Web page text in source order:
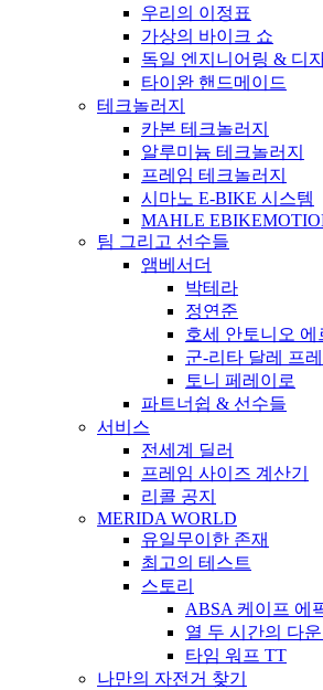
우리의 이정표
가상의 바이크 쇼
독일 엔지니어링 & 디
타이완 핸드메이드
테크놀러지
카본 테크놀러지
알루미늄 테크놀러지
프레임 테크놀러지
시마노 E-BIKE 시스템
MAHLE
팀 그리고 선수들
앰베서더
박테라
정연준
호세 안토니오 에
군-리타 달레 프
토니 페레이로
파트너쉽 & 선수들
서비스
전세계 딜러
프레임 사이즈 계산기
리콜 공지
MERIDA WORLD
유일무이한 존재
최고의 테스트
스토리
ABSA 케이프 에
열 두 시간의 다
타임 워프 TT
나만의 자전거 찾기